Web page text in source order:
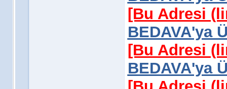
[Bu Adresi
BEDAVA'ya
[Bu Adresi
BEDAVA'ya